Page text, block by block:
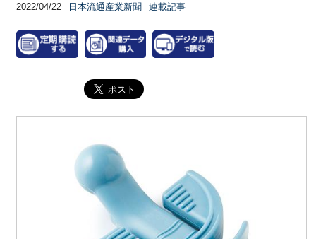
2022/04/22 日本流通産業新聞 連載記事